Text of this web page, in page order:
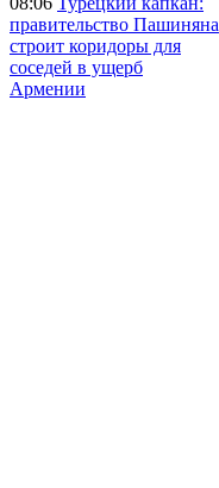
правительство Пашиняна
строит коридоры для
соседей в ущерб
Армении